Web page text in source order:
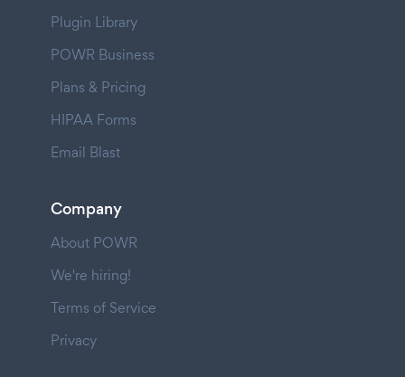
Plugin Library
POWR Business
Plans & Pricing
HIPAA Forms
Email Blast
Company
About POWR
We're hiring!
Terms of Service
Privacy